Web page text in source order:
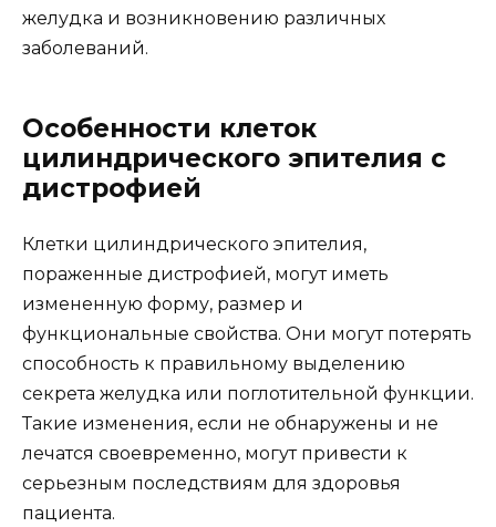
желудка и возникновению различных
заболеваний.
Особенности клеток
цилиндрического эпителия с
дистрофией
Клетки цилиндрического эпителия,
пораженные дистрофией, могут иметь
измененную форму, размер и
функциональные свойства. Они могут потерять
способность к правильному выделению
секрета желудка или поглотительной функции.
Такие изменения, если не обнаружены и не
лечатся своевременно, могут привести к
серьезным последствиям для здоровья
пациента.